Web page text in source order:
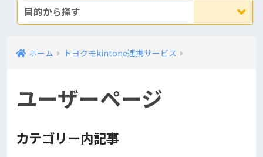
目的から探す
ホーム トヨクモkintone連携サービス
ユーザーページ
カテゴリー内記事